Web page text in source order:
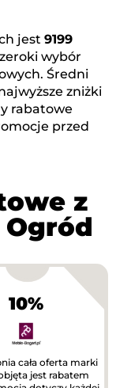
jest 9199
wybór
Średni
zniżki
rabatowe
przed
z
10%
cała oferta marki
jest rabatem